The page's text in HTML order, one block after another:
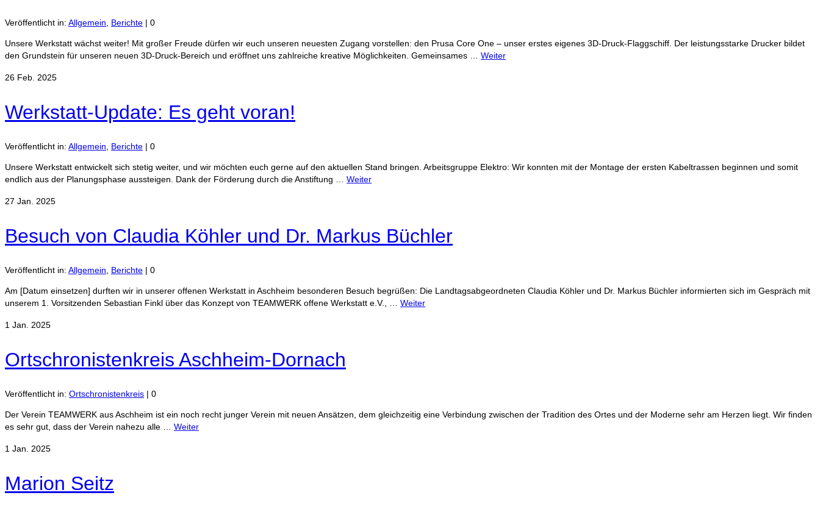
Veröffentlicht in: Allgemein Berichte | 0
Unsere Werkstatt wächst weiter! Mit großer Freude dürfen wir euch unseren neuesten Zugang vorstellen: den Prusa Core One – unser erstes eigenes 3D-Druck-Flaggschiff. Der leistungsstarke Drucker bildet
den Grundstein für unseren neuen 3D-Druck-Bereich und eröffnet uns zahlreiche kreative Möglichkeiten. Gemeinsames … Weiter
26 Feb. 2025
Werkstatt-Update: Es geht voran!
Veröffentlicht in: Allgemein, Berichte | 0
Unsere Werkstatt entwickelt sich stetig weiter, und wir möchten euch gerne auf den aktuellen Stand bringen. Arbeitsgruppe Elektro: Wir konnten mit der Montage der ersten Kabeltrassen beginnen und somit
endlich aus der Planungsphase aussteigen. Dank der Förderung durch die Anstiftung … Weiter
27 Jan. 2025
Besuch von Claudia Köhler und Dr. Markus Büchler
Veröffentlicht in: Allgemein, Berichte | 0
Am [Datum einsetzen] durften wir in unserer offenen Werkstatt in Aschheim besonderen Besuch begrüßen: Die Landtagsabgeordneten Claudia Köhler und Dr. Markus Büchler informierten sich im Gespräch mit
unserem 1. Vorsitzenden Sebastian Finkl über das Konzept von TEAMWERK offene Werkstatt e.V., … Weiter
1 Jan. 2025
Ortschronistenkreis Aschheim-Dornach
Veröffentlicht in: Ortschronistenkreis | 0
Der Verein TEAMWERK aus Aschheim ist ein noch recht junger Verein mit neuen Ansätzen, dem gleichzeitig eine Verbindung zwischen der Tradition des Ortes und der Moderne sehr am Herzen liegt. Wir finden
es sehr gut, dass der Verein nahezu alle … Weiter
1 Jan. 2025
Marion Seitz